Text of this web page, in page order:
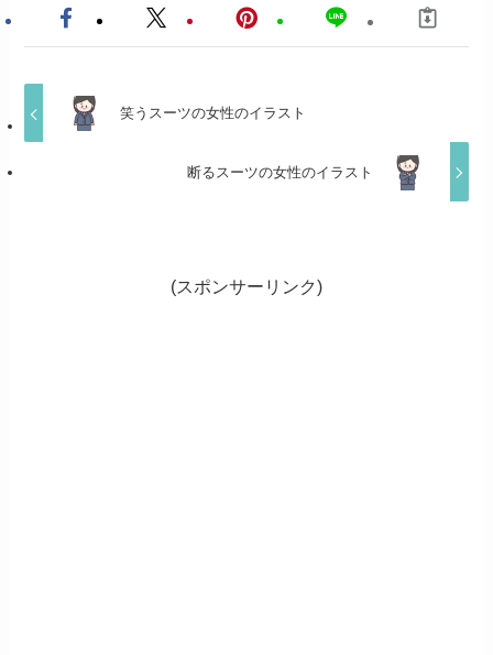
笑うスーツの女性のイラスト
断るスーツの女性のイラスト
(スポンサーリンク)